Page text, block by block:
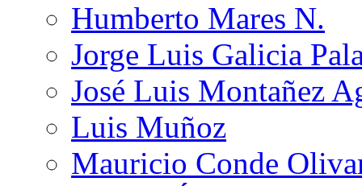
Humberto Mares N.
Jorge Luis Galicia
José Luis Montañez
Luis Muñoz
Mauricio Conde